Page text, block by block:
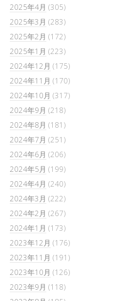
2025年4月 (305)
2025年3月 (283)
2025年2月 (172)
2025年1月 (223)
2024年12月 (175)
2024年11月 (170)
2024年10月 (317)
2024年9月 (218)
2024年8月 (181)
2024年7月 (251)
2024年6月 (206)
2024年5月 (199)
2024年4月 (240)
2024年3月 (222)
2024年2月 (267)
2024年1月 (173)
2023年12月 (176)
2023年11月 (191)
2023年10月 (126)
2023年9月 (118)